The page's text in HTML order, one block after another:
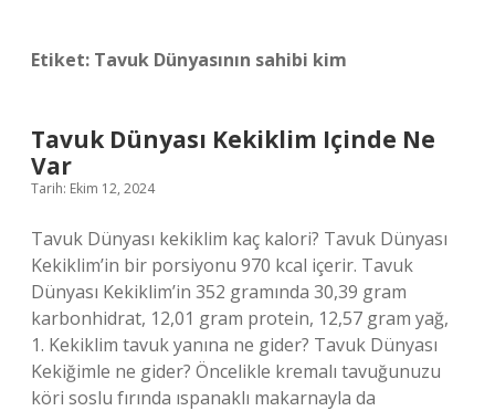
Etiket: Tavuk Dünyasının sahibi kim
Tavuk Dünyası Kekiklim Içinde Ne
Var
Tarih: Ekim 12, 2024
Tavuk Dünyası kekiklim kaç kalori? Tavuk Dünyası
Kekiklim’in bir porsiyonu 970 kcal içerir. Tavuk
Dünyası Kekiklim’in 352 gramında 30,39 gram
karbonhidrat, 12,01 gram protein, 12,57 gram yağ,
1. Kekiklim tavuk yanına ne gider? Tavuk Dünyası
Kekiğimle ne gider? Öncelikle kremalı tavuğunuzu
köri soslu fırında ıspanaklı makarnayla da